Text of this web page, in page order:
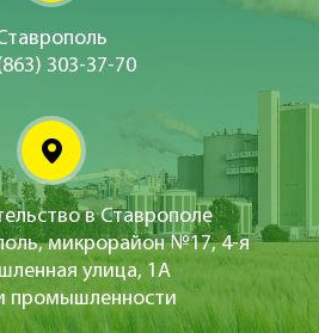
303-37-70
в Ставрополе
микрорайон №17, 4-я
улица, 1А
промышленности